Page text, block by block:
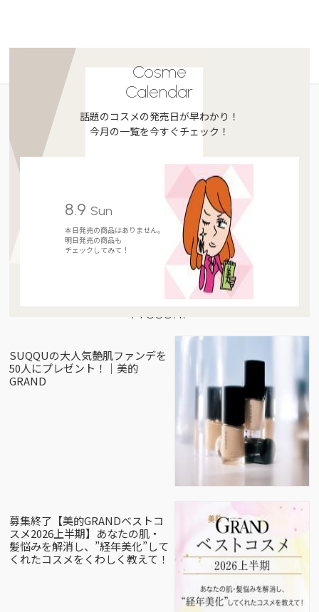
Cosme
Calendar
話題のコスメの発売日が早わかり！
今月の一覧を今すぐチェック！
8.9 Sun
本日発売の商品はありません。
明日発売の商品も
チェックしてみて！
Present
SUQQUの大人気艶肌ファンデを
50人にプレゼント！｜美的
GRAND
募集終了【美的GRANDベストコ
スメ2026上半期】あなたの肌・
髪悩みを解消し、”経年美化”して
くれたコスメをくわしく教えて！